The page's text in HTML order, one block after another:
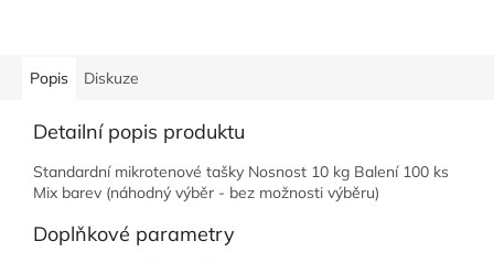
Popis Diskuze
Detailní popis produktu
Standardní mikrotenové tašky Nosnost 10 kg Balení 100 ks
Mix barev (náhodný výběr - bez možnosti výběru)
Doplňkové parametry